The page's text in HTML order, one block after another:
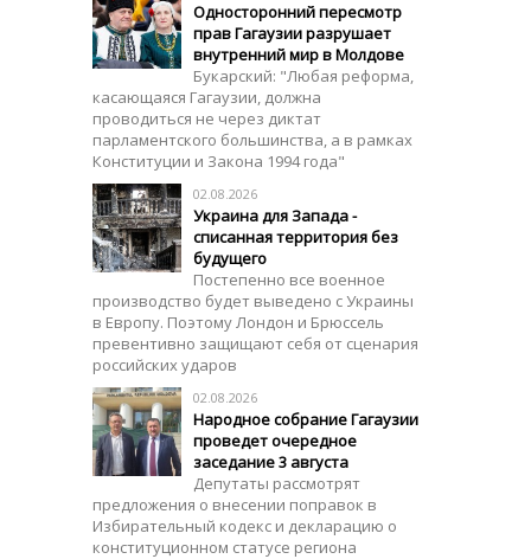
Односторонний пересмотр
прав Гагаузии разрушает
внутренний мир в Молдове
Букарский: "Любая реформа,
касающаяся Гагаузии, должна
проводиться не через диктат
парламентского большинства, а в рамках
Конституции и Закона 1994 года"
02.08.2026
Украина для Запада -
списанная территория без
будущего
Постепенно все военное
производство будет выведено с Украины
в Европу. Поэтому Лондон и Брюссель
превентивно защищают себя от сценария
российских ударов
02.08.2026
Народное собрание Гагаузии
проведет очередное
заседание 3 августа
Депутаты рассмотрят
предложения о внесении поправок в
Избирательный кодекс и декларацию о
конституционном статусе региона